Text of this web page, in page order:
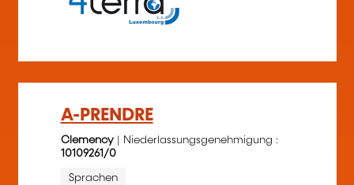
A-PRENDRE
Clemency| Niederlassungsgenehmigung :
10109261/0
Sprachen